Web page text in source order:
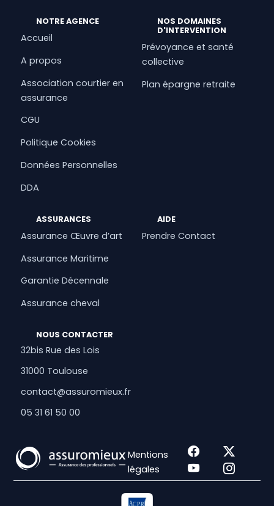
NOTRE AGENCE
Accueil
A propos
Association courtier en
assurance
CGU
Politique Cookies
Données Personnelles
DDA
NOS DOMAINES
D'INTERVENTION
Prévoyance et santé
collective
Plan épargne retraite
ASSURANCES
Assurance Œuvre d’art
Assurance Maritime
Garantie Décennale
Assurance cheval
AIDE
Prendre Contact
NOUS CONTACTER
32bis Rue des Lois
31000 Toulouse
contact@assuromieux.fr
05 31 61 50 00
Mentions
légales